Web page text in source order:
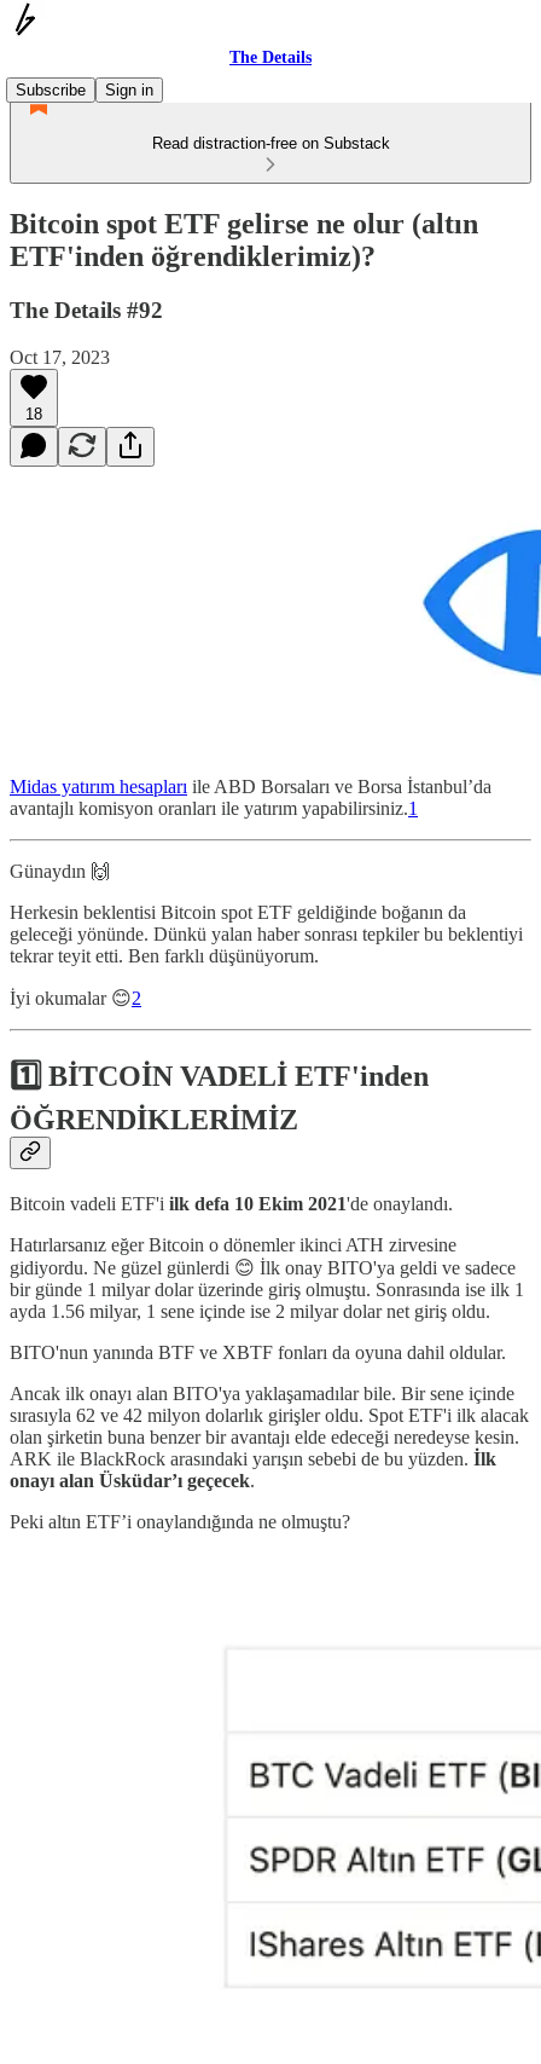
The Details
Subscribe
Sign in
Read distraction-free on Substack
Bitcoin spot ETF gelirse ne olur (altın
ETF'inden öğrendiklerimiz)?
The Details #92
Oct 17, 2023
18
Midas yatırım hesapları ile ABD Borsaları ve Borsa İstanbul’da
avantajlı komisyon oranları ile yatırım yapabilirsiniz.1
Günaydın 🙌
Herkesin beklentisi Bitcoin spot ETF geldiğinde boğanın da
geleceği yönünde. Dünkü yalan haber sonrası tepkiler bu beklentiyi
tekrar teyit etti. Ben farklı düşünüyorum.
İyi okumalar 😊2
1️⃣ BİTCOİN VADELİ ETF'inden
ÖĞRENDİKLERİMİZ
Bitcoin vadeli ETF'i ilk defa 10 Ekim 2021'de onaylandı.
Hatırlarsanız eğer Bitcoin o dönemler ikinci ATH zirvesine
gidiyordu. Ne güzel günlerdi 😊 İlk onay BITO'ya geldi ve sadece
bir günde 1 milyar dolar üzerinde giriş olmuştu. Sonrasında ise ilk 1
ayda 1.56 milyar, 1 sene içinde ise 2 milyar dolar net giriş oldu.
BITO'nun yanında BTF ve XBTF fonları da oyuna dahil oldular.
Ancak ilk onayı alan BITO'ya yaklaşamadılar bile. Bir sene içinde
sırasıyla 62 ve 42 milyon dolarlık girişler oldu. Spot ETF'i ilk alacak
olan şirketin buna benzer bir avantajı elde edeceği neredeyse kesin.
ARK ile BlackRock arasındaki yarışın sebebi de bu yüzden. İlk
onayı alan Üsküdar’ı geçecek.
Peki altın ETF’i onaylandığında ne olmuştu?